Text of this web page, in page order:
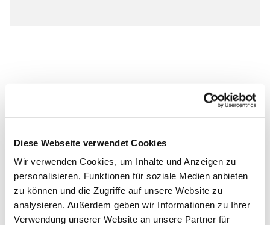
Diese Webseite verwendet Cookies
Wir verwenden Cookies, um Inhalte und Anzeigen zu
personalisieren, Funktionen für soziale Medien anbieten
zu können und die Zugriffe auf unsere Website zu
analysieren. Außerdem geben wir Informationen zu Ihrer
Verwendung unserer Website an unsere Partner für